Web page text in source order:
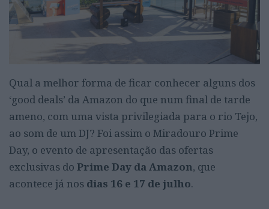
Qual a melhor forma de ficar conhecer alguns dos
‘good deals’ da Amazon do que num final de tarde
ameno, com uma vista privilegiada para o rio Tejo,
ao som de um DJ? Foi assim o Miradouro Prime
Day, o evento de apresentação das ofertas
exclusivas do Prime Day da Amazon, que
acontece já nos dias 16 e 17 de julho.